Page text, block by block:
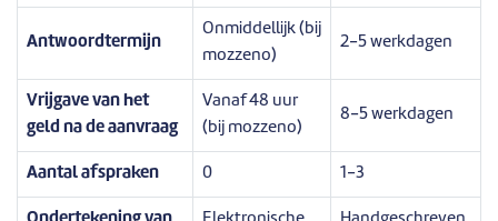
Antwoordtermijn
Onmiddellijk (bij
mozzeno)
2-5 werkdagen
Vrijgave van het
geld na de aanvraag
Vanaf 48 uur
(bij mozzeno)
8-5 werkdagen
Aantal afspraken 0 1-3